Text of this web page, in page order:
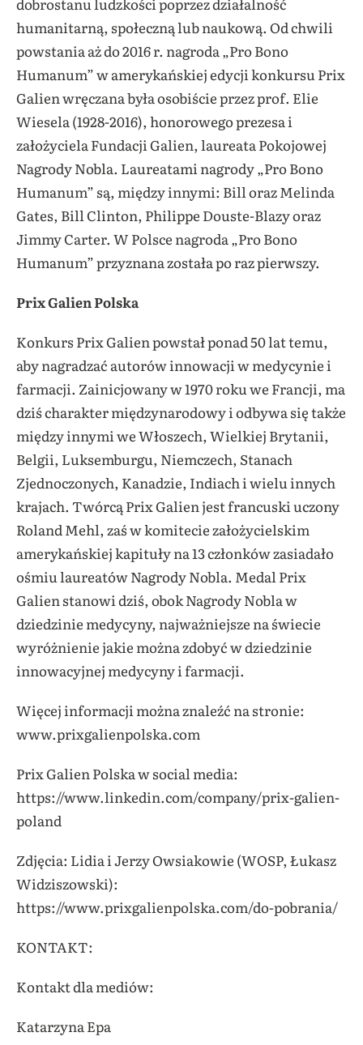
humanitarną, społeczną lub naukową. Od chwili
powstania aż do 2016 r. nagroda „Pro Bono
Humanum” w amerykańskiej edycji konkursu Prix
Galien wręczana była osobiście przez prof. Elie
Wiesela (1928-2016), honorowego prezesa i
założyciela Fundacji Galien, laureata Pokojowej
Nagrody Nobla. Laureatami nagrody „Pro Bono
Humanum” są, między innymi: Bill oraz Melinda
Gates, Bill Clinton, Philippe Douste-Blazy oraz
Jimmy Carter. W Polsce nagroda „Pro Bono
Humanum” przyznana została po raz pierwszy.
Prix Galien Polska
Konkurs Prix Galien powstał ponad 50 lat temu,
aby nagradzać autorów innowacji w medycynie i
farmacji. Zainicjowany w 1970 roku we Francji, ma
dziś charakter międzynarodowy i odbywa się także
między innymi we Włoszech, Wielkiej Brytanii,
Belgii, Luksemburgu, Niemczech, Stanach
Zjednoczonych, Kanadzie, Indiach i wielu innych
krajach. Twórcą Prix Galien jest francuski uczony
Roland Mehl, zaś w komitecie założycielskim
amerykańskiej kapituły na 13 członków zasiadało
ośmiu laureatów Nagrody Nobla. Medal Prix
Galien stanowi dziś, obok Nagrody Nobla w
dziedzinie medycyny, najważniejsze na świecie
wyróżnienie jakie można zdobyć w dziedzinie
innowacyjnej medycyny i farmacji.
Więcej informacji można znaleźć na stronie:
www.prixgalienpolska.com
Prix Galien Polska w social media:
https://www.linkedin.com/company/prix-galien-
poland
Zdjęcia: Lidia i Jerzy Owsiakowie (WOSP, Łukasz
Widziszowski):
https://www.prixgalienpolska.com/do-pobrania/
KONTAKT:
Kontakt dla mediów:
Katarzyna Epa